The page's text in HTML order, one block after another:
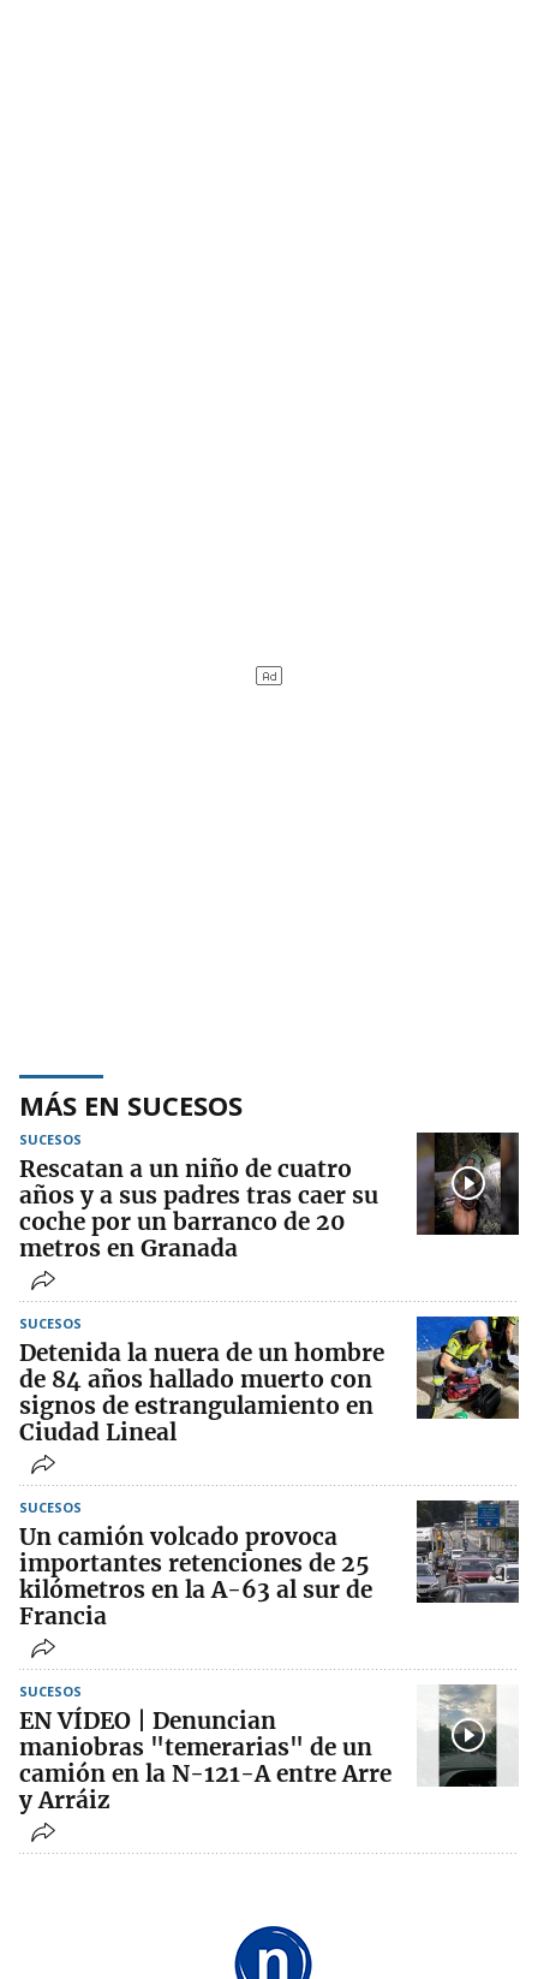
MÁS EN SUCESOS
SUCESOS
Rescatan a un niño de cuatro
años y a sus padres tras caer su
coche por un barranco de 20
metros en Granada
SUCESOS
Detenida la nuera de un hombre
de 84 años hallado muerto con
signos de estrangulamiento en
Ciudad Lineal
SUCESOS
Un camión volcado provoca
importantes retenciones de 25
kilómetros en la A-63 al sur de
Francia
SUCESOS
EN VÍDEO | Denuncian
maniobras "temerarias" de un
camión en la N-121-A entre Arre
y Arráiz